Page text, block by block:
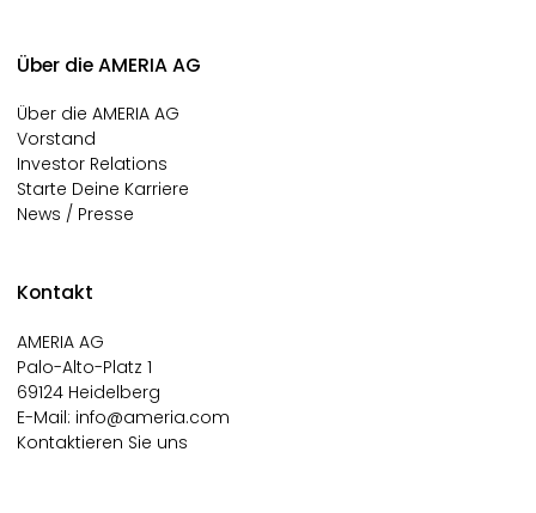
Über die AMERIA AG
Über die AMERIA AG
Vorstand
Investor Relations
Starte Deine Karriere
News / Presse
Kontakt
AMERIA AG
Palo-Alto-Platz 1
69124 Heidelberg
E-Mail: info@ameria.com
Kontaktieren Sie uns